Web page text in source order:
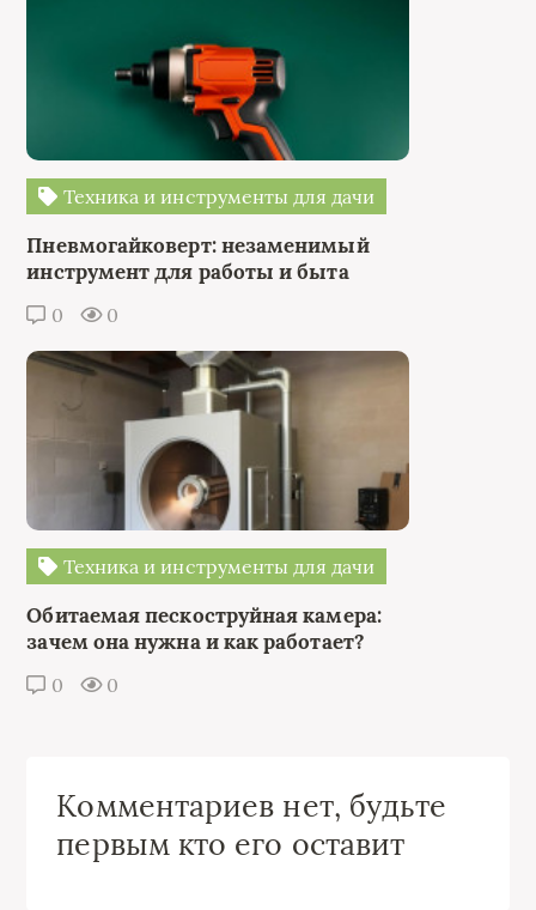
Техника и инструменты для дачи
Пневмогайковерт: незаменимый
инструмент для работы и быта
0 0
Техника и инструменты для дачи
Обитаемая пескоструйная камера:
зачем она нужна и как работает?
0 0
Комментариев нет, будьте
первым кто его оставит